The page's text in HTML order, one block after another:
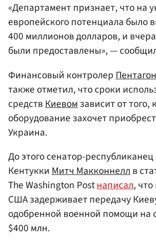
«Департамент признает, что на
европейского потенциала было
400 миллионов долларов, и
были предоставлены», —
Финансовый контролер
также отметил, что сроки
средств Киевом зависит от того,
оборудование захочет
Украина.
До этого сенатор-
КентуккиМитч Макконнеллв
The Washington Postнаписал,
США задерживает передачу
одобренной военной помощи на
$400 млн.